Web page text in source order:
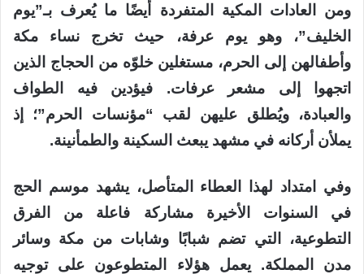
ومن العادات المكية المتفردة أيضًا ما يُعرف بـ”يوم
الخليف”، وهو يوم عرفة، حيث تخرج نساء مكة
وأطفالهن إلى الحرم، مستغلين خلوّه من الحجاج الذين
اتجهوا إلى مشعر عرفات. فيؤدين فيه الطواف
والعبادة، ويُطلق عليهن لقب “مؤنسات الحرم”؛ إذ
يملأن أركانه في مشهد يبعث السكينة والطمأنينة.
وفي امتداد لهذا العطاء المتأصل، يشهد موسم الحج
في السنوات الأخيرة مشاركة فاعلة من الفرق
التطوعية، التي تضم شبابًا وشابات من مكة وسائر
مدن المملكة. يعمل هؤلاء المتطوعون على توجيه